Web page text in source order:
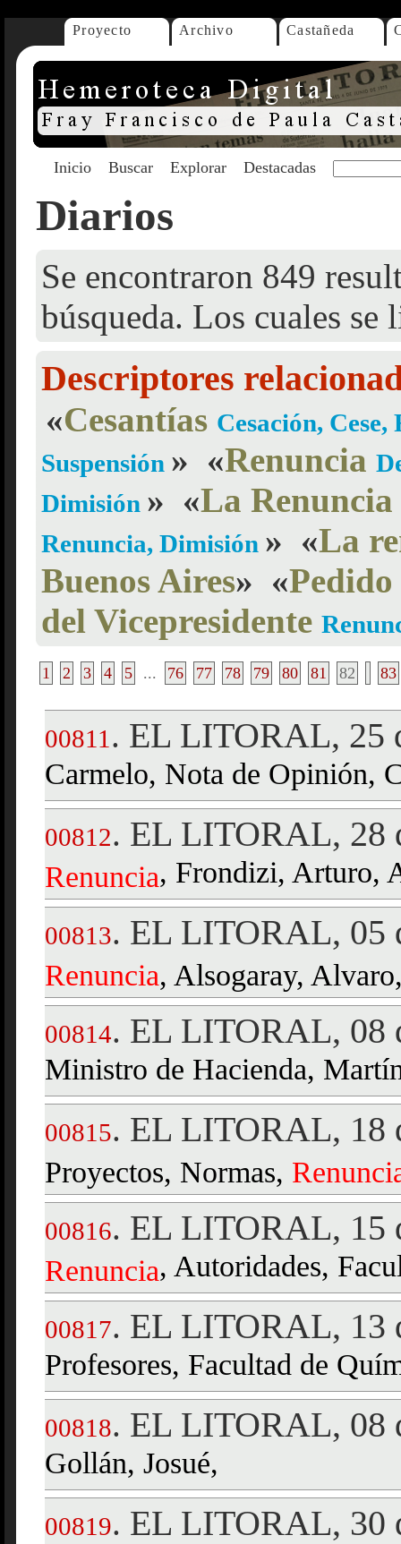
Proyecto Archivo Castañeda
Inicio Buscar Explorar Destacadas
Diarios
Se encontraron 849
búsqueda. Los cuales se
Descriptores
«Cesantías Cesación,
Suspensión » «Renuncia
Dimisión » «La Renuncia
Renuncia, Dimisión » «La
Buenos Aires» «
del Vicepresidente
1 2 3 4 5 ... 76 77 78 79 80 81 82 83
00811 . EL LITORAL, 25
Carmelo, Nota de Opinión,
00812. EL LITORAL, 28
Renuncia, Frondizi, Arturo,
00813. EL LITORAL, 05
Renuncia, Alsogaray,
00814. EL LITORAL, 08
Ministro de Hacienda,
00815. EL LITORAL, 18
Proyectos, Normas,
00816. EL LITORAL, 15
Renuncia, Autoridades,
00817. EL LITORAL, 13
Profesores, Facultad de
00818. EL LITORAL, 08
Gollán, Josué,
00819. EL LITORAL, 30